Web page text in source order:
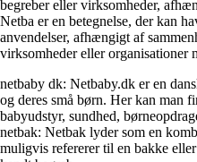
begreber eller virksomheder,
Netba er en betegnelse, der kan
anvendelser, afhængigt af
virksomheder eller organisationer
netbaby dk: Netbaby.dk er en
og deres små børn. Her kan man
babyudstyr, sundhed,
netbak: Netbak lyder som en
muligvis refererer til en bakke